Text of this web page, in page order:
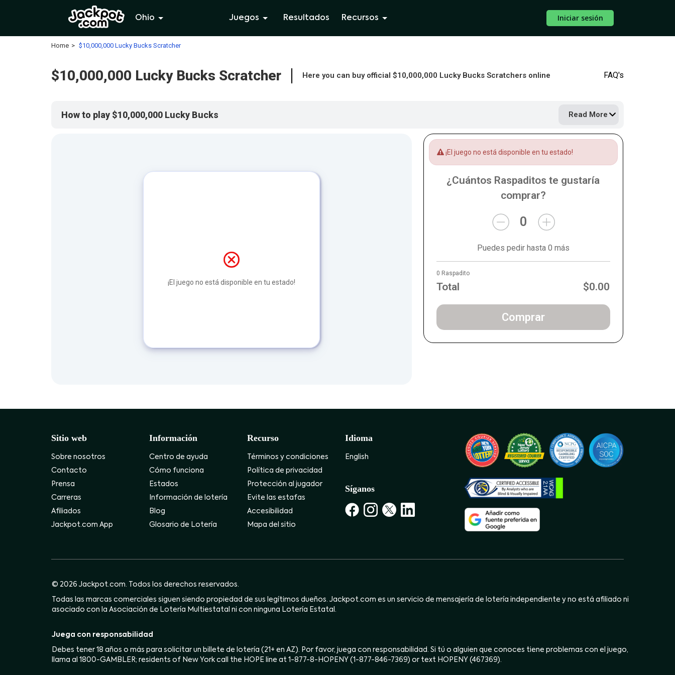
Ohio Juegos Resultados Recursos Iniciar sesión
Home $10,000,000 Lucky Bucks Scratcher
$10,000,000 Lucky Bucks Scratcher Here you can buy official $10,000,000 Lucky Bucks Scratchers online FAQ's
How to play $10,000,000 Lucky Bucks Read More
¡El juego no está disponible en tu estado!
¡El juego no está disponible en tu estado!
¿Cuántos Raspaditos te gustaría
comprar?
0
Puedes pedir hasta 0 más
0 Raspadito
Total $0.00
Comprar
Sitio web
Sobre nosotros
Contacto
Prensa
Carreras
Afiliados
Jackpot.com App
Información
Centro de ayuda
Cómo funciona
Estados
Información de lotería
Blog
Glosario de Lotería
Recurso
Términos y condiciones
Política de privacidad
Protección al jugador
Evite las estafas
Accesibilidad
Mapa del sitio
Idioma
English
Síganos
© 2026 Jackpot.com. Todos los derechos reservados.
Todas las marcas comerciales siguen siendo propiedad de sus legítimos dueños. Jackpot.com es un servicio de mensajería de lotería independiente y no está afiliado ni
asociado con la Asociación de Lotería Multiestatal ni con ninguna Lotería Estatal.
Juega con responsabilidad
Debes tener 18 años o más para solicitar un billete de lotería (21+ en AZ). Por favor, juega con responsabilidad. Si tú o alguien que conoces tiene problemas con el juego,
llama al 1800-GAMBLER; residents of New York call the HOPE line at 1-877-8-HOPENY (1-877-846-7369) or text HOPENY (467369).